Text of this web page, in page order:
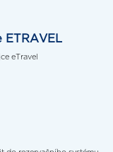
ETRAVEL
eTravel